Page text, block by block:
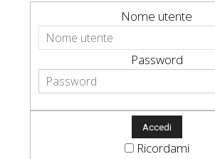
Nome utente
Password
Ricordami